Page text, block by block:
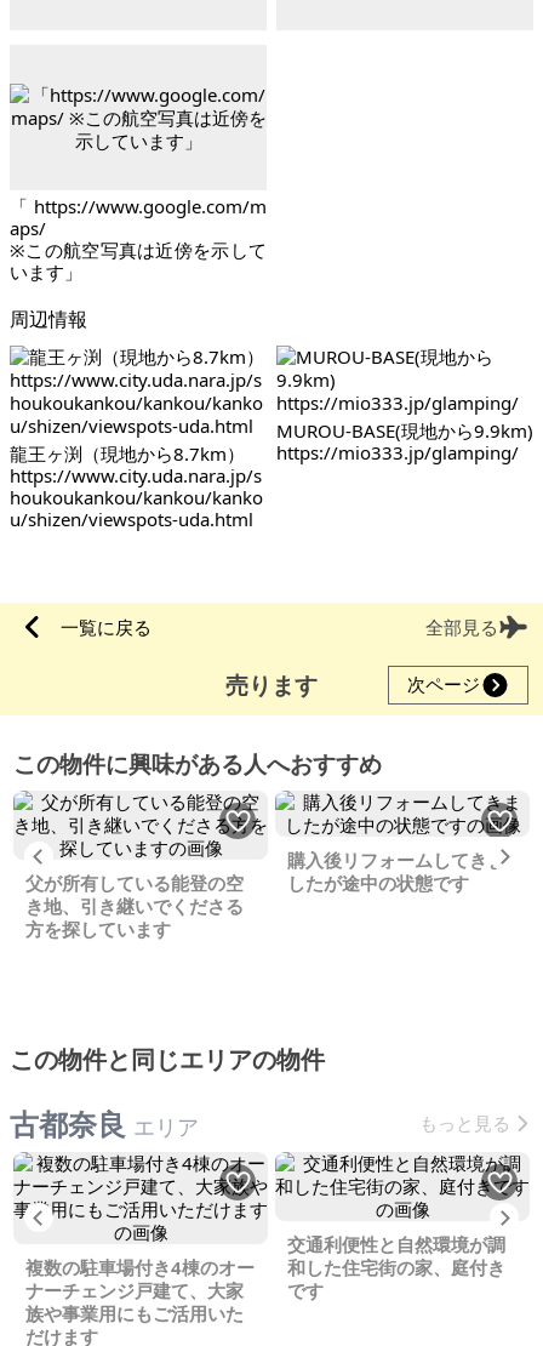
「https://www.google.com/m
aps/
※この航空写真は近傍を示して
います」
周辺情報
龍王ヶ渕（現地から8.7km）
https://www.city.uda.nara.jp/s
houkoukankou/kankou/kanko
u/shizen/viewspots-uda.html
MUROU-BASE(現地から9.9km)
https://mio333.jp/glamping/
一覧に戻る 全部見る
売ります 次ページ
この物件に興味がある人へおすすめ
Previous
父が所有している能登の空
き地、引き継いでくださる
方を探しています
購入後リフォームしてきま
したが途中の状態です
この物件と同じエリアの物件
古都奈良 エリア もっと見る
Previous
複数の駐車場付き4棟のオー
ナーチェンジ戸建て、大家
族や事業用にもご活用いた
だけます
交通利便性と自然環境が調
和した住宅街の家、庭付き
です